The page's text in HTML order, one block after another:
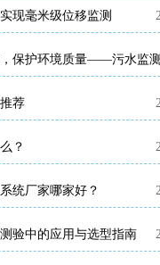
现毫米级位移监测
荐
？
统厂家哪家好？
验中的应用与选型指南